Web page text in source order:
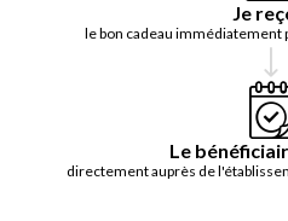
Je
le bon cadeau immédiatement
Le
directement auprès de